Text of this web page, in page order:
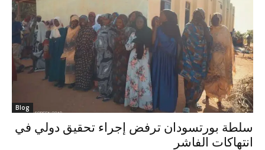
Blog
سلطة بورتسودان ترفض إجراء تحقيق دولي في
انتهاكات الفاشر